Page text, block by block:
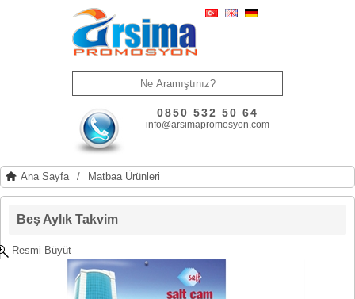
0850 532 50 64
info@arsimapromosyon.com
Ana Sayfa / Matbaa Ürünleri
Beş Aylık Takvim
Resmi Büyüt